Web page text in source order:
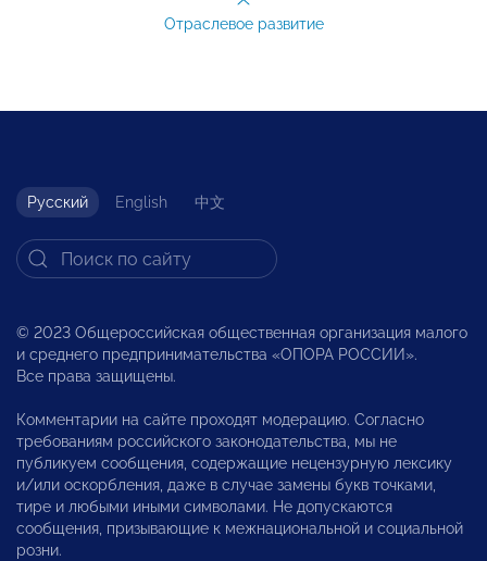
Отраслевое развитие
Русский English 中文
© 2023 Общероссийская общественная организация малого
и среднего предпринимательства «ОПОРА РОССИИ».
Все права защищены.
Комментарии на сайте проходят модерацию. Согласно
требованиям российского законодательства, мы не
публикуем сообщения, содержащие нецензурную лексику
и/или оскорбления, даже в случае замены букв точками,
тире и любыми иными символами. Не допускаются
сообщения, призывающие к межнациональной и социальной
розни.